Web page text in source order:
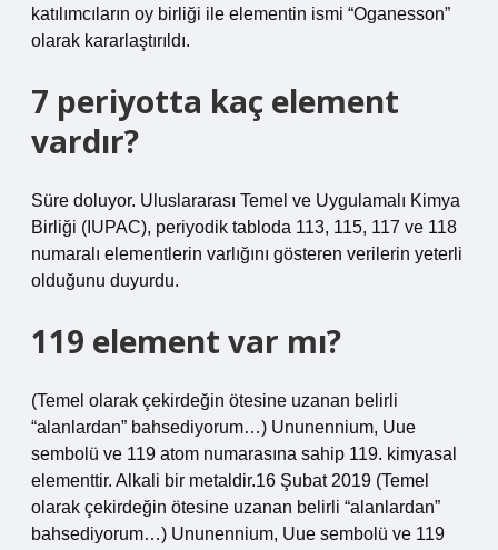
katılımcıların oy birliği ile elementin ismi “Oganesson”
olarak kararlaştırıldı.
7 periyotta kaç element
vardır?
Süre doluyor. Uluslararası Temel ve Uygulamalı Kimya
Birliği (IUPAC), periyodik tabloda 113, 115, 117 ve 118
numaralı elementlerin varlığını gösteren verilerin yeterli
olduğunu duyurdu.
119 element var mı?
(Temel olarak çekirdeğin ötesine uzanan belirli
“alanlardan” bahsediyorum…) Ununennium, Uue
sembolü ve 119 atom numarasına sahip 119. kimyasal
elementtir. Alkali bir metaldir.16 Şubat 2019 (Temel
olarak çekirdeğin ötesine uzanan belirli “alanlardan”
bahsediyorum…) Ununennium, Uue sembolü ve 119